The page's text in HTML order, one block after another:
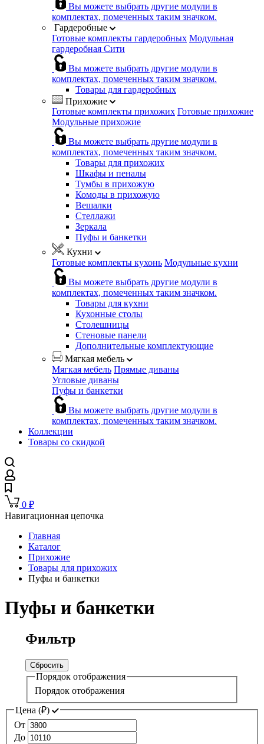
Вы можете выбрать другие модули в
комплектах, помеченных таким значком.
Гардеробные
Готовые комплекты гардеробных Модульная
гардеробная Сити
Вы можете выбрать другие модули в
комплектах, помеченных таким значком.
Товары для гардеробных
Прихожие
Готовые комплекты прихожих Готовые прихожие
Модульные прихожие
Вы можете выбрать другие модули в
комплектах, помеченных таким значком.
Товары для прихожих
Шкафы и пеналы
Тумбы в прихожую
Комоды в прихожую
Вешалки
Стеллажи
Зеркала
Пуфы и банкетки
Кухни
Готовые комплекты кухонь Модульные кухни
Вы можете выбрать другие модули в
комплектах, помеченных таким значком.
Товары для кухни
Кухонные столы
Столешницы
Стеновые панели
Дополнительные комплектующие
Мягкая мебель
Мягкая мебель Прямые диваны
Угловые диваны
Пуфы и банкетки
Вы можете выбрать другие модули в
комплектах, помеченных таким значком.
Коллекции
Товары со скидкой
0 ₽
Навигационная цепочка
Главная
Каталог
Прихожие
Товары для прихожих
Пуфы и банкетки
Пуфы и банкетки
Фильтр
Сбросить
Порядок отображения
Порядок отображения
Цена (₽)
От
До